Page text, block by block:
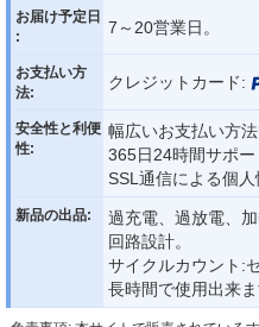
お届け予定日
:
7～20営業日。
お支払い方
法:
クレジットカード:
安全性と利便
性:
幅広いお支払い方
365日24時間サポ
SSL通信による個
新品の出品:
過充電、過放電、
回路設計。
サイクルカウント:
長時間で使用出来ま